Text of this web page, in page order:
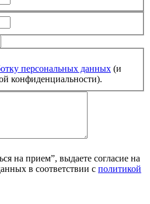
персональных данных (и
конфиденциальности).
на прием”, выдаете согласие на
в соответствии с политикой